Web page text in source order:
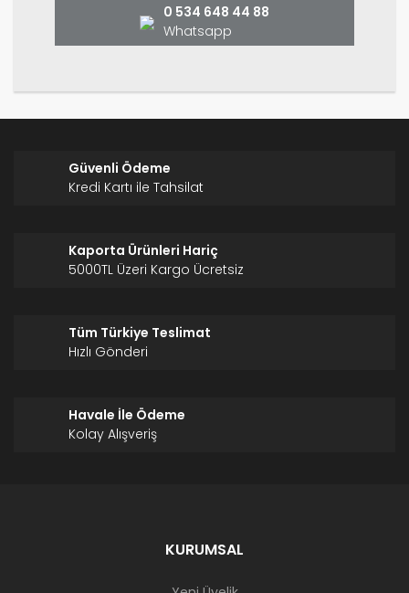
0 534 648 44 88
Whatsapp
Güvenli Ödeme
Kredi Kartı ile Tahsilat
Kaporta Ürünleri Hariç
5000TL Üzeri Kargo Ücretsiz
Tüm Türkiye Teslimat
Hızlı Gönderi
Havale İle Ödeme
Kolay Alışveriş
KURUMSAL